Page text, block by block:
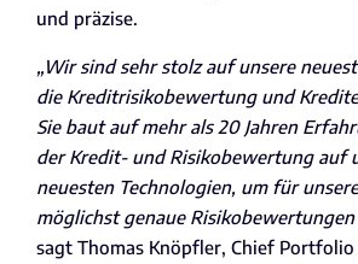
und präzise.
„Wir sind sehr stolz auf unsere
die Kreditrisikobewertung und
Sie baut auf mehr als 20 Jahren
der Kredit- und Risikobewertung auf
neuesten Technologien, um für
möglichst genaue
sagt Thomas Knöpfler, Chief